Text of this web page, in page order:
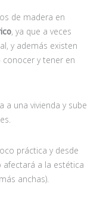
de madera en
, ya que a veces
y además existen
y tener en
a una vivienda y sube
práctica y desde
afectará a la estética
anchas).